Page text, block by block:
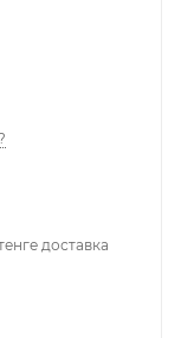
доставка